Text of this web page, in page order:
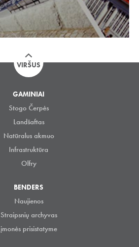
VIRŠUS
GAMINIAI
Stogo Čerpės
Landšaftas
Natūralus akmuo
Infrastruktūra
Olfry
BENDERS
Naujienos
Straipsnių archyvas
įmonės prisistatyme